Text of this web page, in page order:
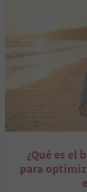
¿Qué es el
para